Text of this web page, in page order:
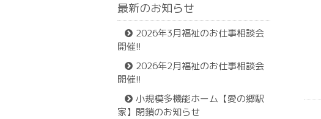
最新のお知らせ
2026年3月福祉のお仕事相談会
開催!!
2026年2月福祉のお仕事相談会
開催!!
小規模多機能ホーム【愛の郷駅
家】閉鎖のお知らせ